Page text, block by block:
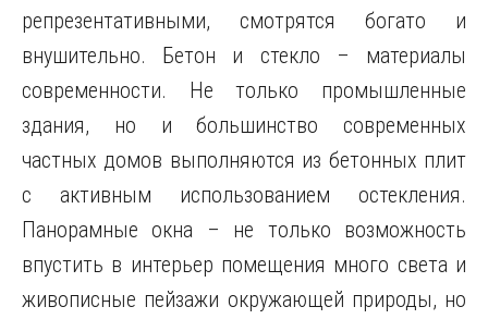
репрезентативными, смотрятся богато и
внушительно. Бетон и стекло – материалы
современности. Не только промышленные
здания, но и большинство современных
частных домов выполняются из бетонных плит
с активным использованием остекления.
Панорамные окна – не только возможность
впустить в интерьер помещения много света и
живописные пейзажи окружающей природы, но